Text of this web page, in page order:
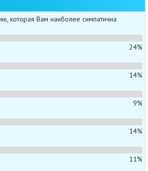
которая Вам наиболее симпатична
24%
14%
9%
14%
11%